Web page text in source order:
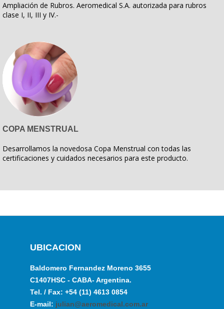
Ampliación de Rubros. Aeromedical S.A. autorizada para rubros
clase I, II, III y IV.-
COPA MENSTRUAL
Desarrollamos la novedosa Copa Menstrual con todas las
certificaciones y cuidados necesarios para este producto.
UBICACION
Baldomero Fernandez Moreno 3655
C1407HSC - CABA- Argentina.
Tel. / Fax: +54 (11) 4613 0854
E-mail: julian@aeromedical.com.ar